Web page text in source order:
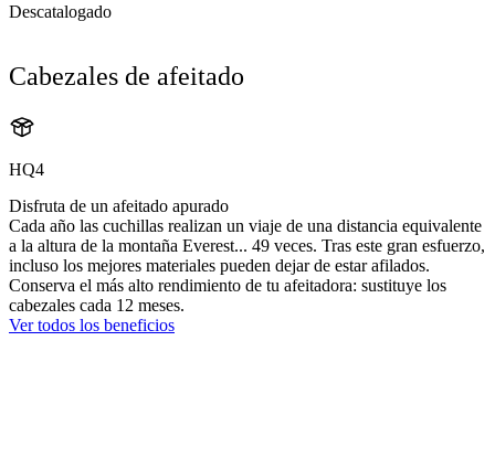
Descatalogado
Cabezales de afeitado
HQ4
Disfruta de un afeitado apurado
Cada año las cuchillas realizan un viaje de una distancia equivalente
a la altura de la montaña Everest... 49 veces. Tras este gran esfuerzo,
incluso los mejores materiales pueden dejar de estar afilados.
Conserva el más alto rendimiento de tu afeitadora: sustituye los
cabezales cada 12 meses.
Ver todos los beneficios